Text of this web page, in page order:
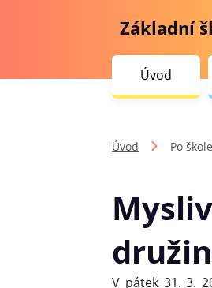
Základní
Úvod
Úvod Po škole
V pátek 31. 3.